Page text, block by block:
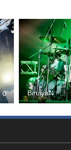
0 BirulyaN